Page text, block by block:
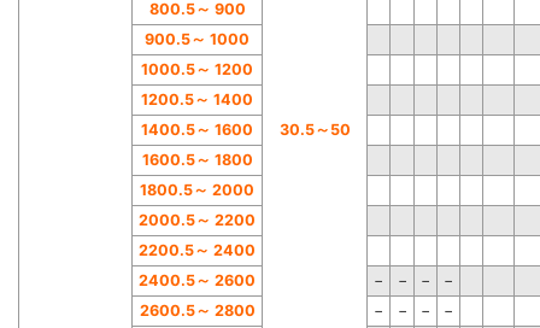
30.5～50
800.5～ 900
900.5～ 1000
1000.5～ 1200
1200.5～ 1400
1400.5～ 1600
1600.5～ 1800
1800.5～ 2000
2000.5～ 2200
2200.5～ 2400
2400.5～ 2600 − − −
−
2600.5～ 2800 − − −
−